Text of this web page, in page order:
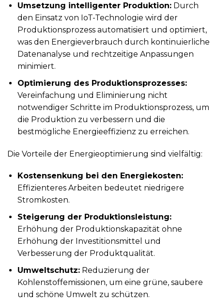
Umsetzung intelligenter Produktion:Durch
den Einsatz von IoT-Technologie wird der
Produktionsprozess automatisiert und optimiert,
was den Energieverbrauch durch kontinuierliche
Datenanalyse und rechtzeitige Anpassungen
minimiert.
Optimierung des Produktionsprozesses:
Vereinfachung und Eliminierung nicht
notwendiger Schritte im Produktionsprozess, um
die Produktion zu verbessern und die
bestmögliche Energieeffizienz zu erreichen.
Die Vorteile der Energieoptimierung sind vielfältig:
Kostensenkung bei den Energiekosten:
Effizienteres Arbeiten bedeutet niedrigere
Stromkosten.
Steigerung der Produktionsleistung:
Erhöhung der Produktionskapazität ohne
Erhöhung der Investitionsmittel und
Verbesserung der Produktqualität.
Umweltschutz:Reduzierung der
Kohlenstoffemissionen, um eine grüne, saubere
und schöne Umwelt zu schützen.